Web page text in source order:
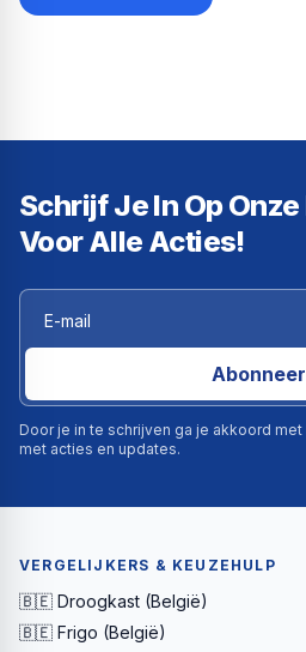
Schrijf Je In Op
Voor Alle Acties!
Door je in te schrijven ga je akkoord
met acties en updates.
VERGELIJKERS & KEUZEHULP
🇧🇪 Droogkast (België)
🇧🇪 Frigo (België)